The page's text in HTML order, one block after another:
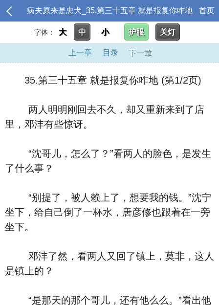
病夫原来是忠犬_35.第三十五章 就是报复你咋地 首页
字体： 大 中 小 护眼 关灯
上一章 目录 下一章
35.第三十五章 就是报复你咋地 (第1/2页)
两人明明刚回去不久，却又重新来到了店
里，邓沣有些惊讶。
“沈哥儿，怎么了？”看两人的脸色，是发生
了什么事？
“别提了，被人赖上了，想要我的钱。”沈宁
坐下，给自己倒了一杯水，唐彦修也跟着在一旁
坐下。
邓沣了然，看两人又回了镇上，莫非，这人
是镇上的？
“是那天的那个哥儿，还有他么么。”看出他